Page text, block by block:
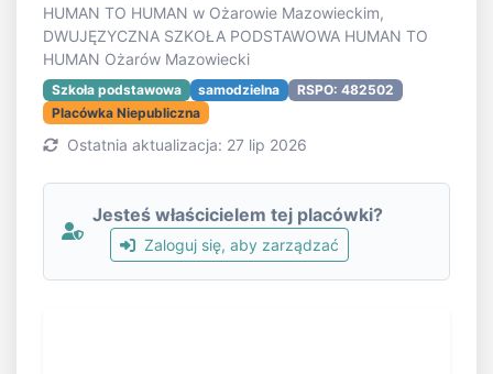
HUMAN TO HUMAN w Ożarowie Mazowieckim,
DWUJĘZYCZNA SZKOŁA PODSTAWOWA HUMAN TO
HUMAN Ożarów Mazowiecki
Szkoła podstawowa samodzielna
RSPO: 482502
Placówka Niepubliczna
Ostatnia aktualizacja: 27 lip 2026
Jesteś właścicielem tej placówki?
Zaloguj się, aby zarządzać